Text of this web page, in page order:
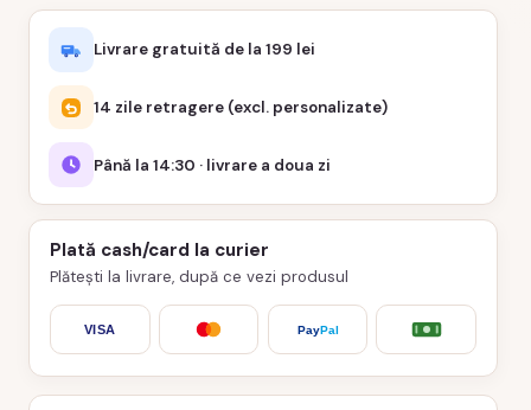
Livrare gratuită de la 199 lei
14 zile retragere (excl. personalizate)
Până la 14:30 · livrare a doua zi
Plată cash/card la curier
Plătești la livrare, după ce vezi produsul
VISA PayPal